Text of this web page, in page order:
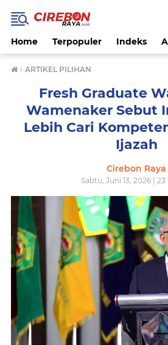
Home Terpopuler Indeks
› ARTIKEL PILIHAN
Fresh Graduate
Wamenaker Sebut
Lebih Cari
Ijazah
Cirebon Raya
Sabtu, Juni 13, 2026 |